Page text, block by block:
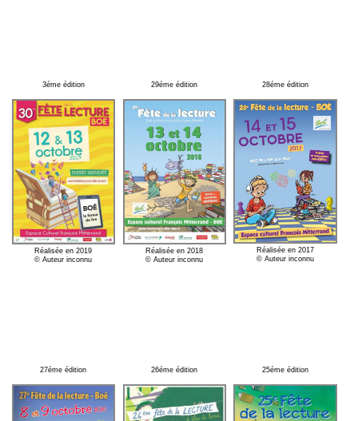
3éme édition
Réalisée en 2019
© Auteur inconnu
29éme édition
Réalisée en 2018
© Auteur inconnu
28éme édition
Réalisée en 2017
© Auteur inconnu
27éme édition 26éme édition 25éme édition